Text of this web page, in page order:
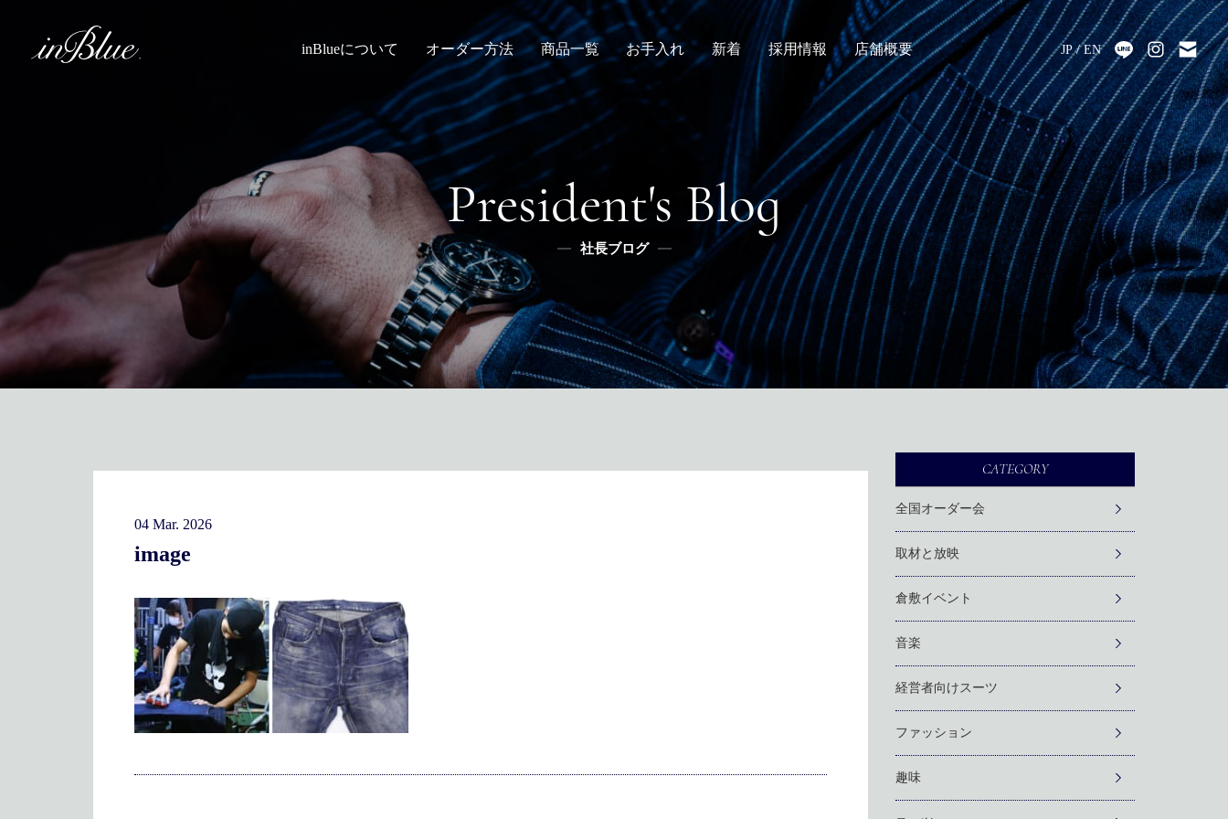
inBlueについて
ヒストリー
理念
トライフープ
着用シーン
こだわり
縫製
Q&A
オーダー方法
倉敷店でのオーダー
全国オーダー会
ふるさと納税
商品一覧
デニムスーツ
メンズ
レディース
ふるさと納税
ふるさとチョイス
お手入れ 新着
ニュース
インタビュー
社長ブログ
スタッフブログ
メディア掲載
採用情報
新卒採用
店舗概要
アクセス
会社情報
代表メッセージ
JP EN
President's Blog
社長ブログ
04 Mar. 2026
image
CATEGORY
全国オーダー会
取材と放映
倉敷イベント
音楽
経営者向けスーツ
ファッション
趣味